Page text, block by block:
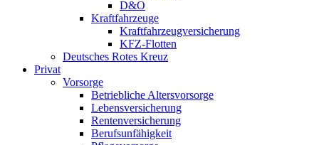
D&O
Kraftfahrzeuge
Kraftfahrzeugversicherung
KFZ-Flotten
Deutsches Rotes Kreuz
Privat
Vorsorge
Betriebliche Altersvorsorge
Lebensversicherung
Rentenversicherung
Berufsunfähigkeit